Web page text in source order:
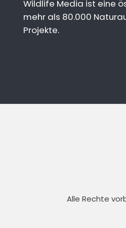
Wildlife Media ist eine
mehr als 80.000
Projekte.
Alle Rechte